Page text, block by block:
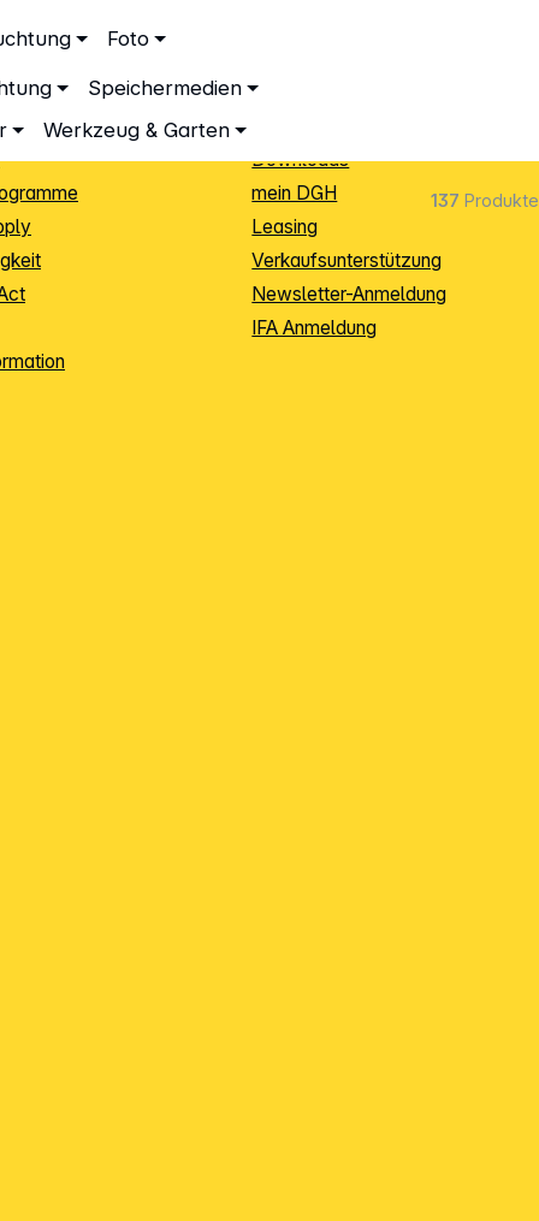
Foto
Speichermedien
Werkzeug & Garten
137 Produkte
Sendungsverfolgung
Downloads
mein DGH
Leasing
Verkaufsunterstützung
Newsletter-Anmeldung
IFA Anmeldung